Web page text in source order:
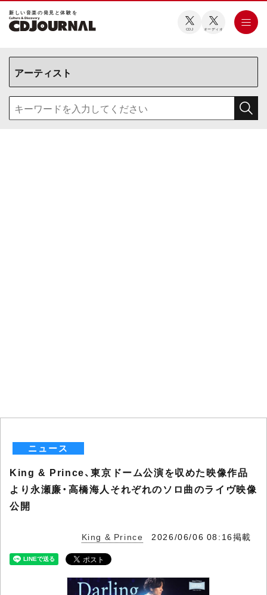
新しい⾳楽の発⾒と体験を
CDJ オーディオ
ニュース
King & Prince、東京ドーム公演を収めた映像作品
より永瀬廉・高橋海人それぞれのソロ曲のライヴ映像
公開
King & Prince 2026/06/06 08:16掲載